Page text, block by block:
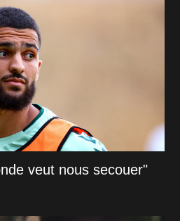
veut nous secouer"